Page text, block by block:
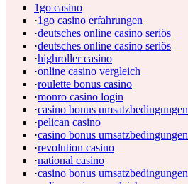
1go casino
·1go casino erfahrungen
·deutsches online casino seriös
·deutsches online casino seriös
·highroller casino
·online casino vergleich
·roulette bonus casino
·monro casino login
·casino bonus umsatzbedingungen
·pelican casino
·casino bonus umsatzbedingungen
·revolution casino
·national casino
·casino bonus umsatzbedingungen